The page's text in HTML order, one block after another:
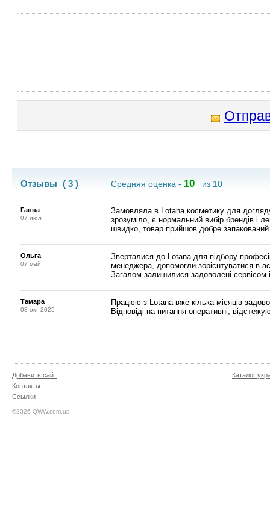
Отзывы ( 3 ) Средняя оценка - 10 из 10
Ганна
07 июл
Замовляла в Lotana косметику для
зрозуміло, є нормальний вибір брендів і
швидко, товар прийшов добре
Ольга
07 май
Зверталися до Lotana для підбору
менеджера, допомогли зорієнтуватися в
Загалом залишилися задоволені сервісом
Тамара
08 окт 2025
Працюю з Lotana вже кілька місяців
Відповіді на питання оперативні,
Добавить сайт
Контакты
Ссылки
©2026 QWW.com.ua
Каталог